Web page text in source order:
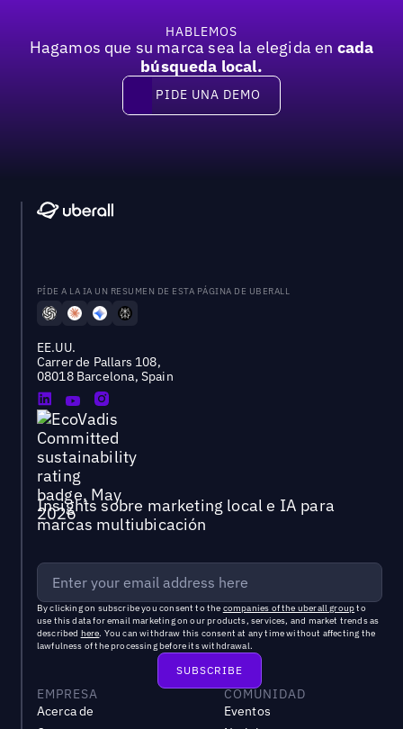
HABLEMOS
Hagamos que su marca sea la elegida en cada
búsqueda local.
Pide una demo
PIDE UNA DEMO
PÍDE A LA IA UN RESUMEN DE ESTA PÁGINA DE UBERALL
EE.UU.
Carrer de Pallars 108,
08018 Barcelona, Spain
Insights sobre marketing local e IA para
marcas multiubicación
By clicking on subscribe you consent to the companies of the uberall groupto
use this data for email marketing on our products, services, and market trends as
described here. You can withdraw this consent at any time without affecting the
lawfulness of the processing before its withdrawal.
EMPRESA
Acerca de
COMUNIDAD
Eventos